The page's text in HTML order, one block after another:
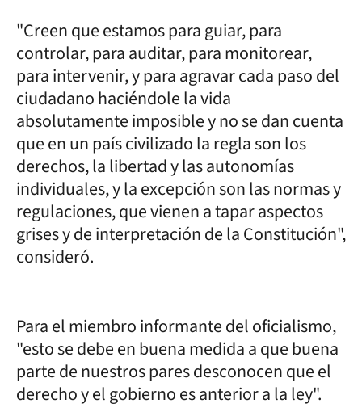
"Creen que estamos para guiar, para
controlar, para auditar, para monitorear,
para intervenir, y para agravar cada paso del
ciudadano haciéndole la vida
absolutamente imposible y no se dan cuenta
que en un país civilizado la regla son los
derechos, la libertad y las autonomías
individuales, y la excepción son las normas y
regulaciones, que vienen a tapar aspectos
grises y de interpretación de la Constitución",
consideró.
Para el miembro informante del oficialismo,
"esto se debe en buena medida a que buena
parte de nuestros pares desconocen que el
derecho y el gobierno es anterior a la ley".